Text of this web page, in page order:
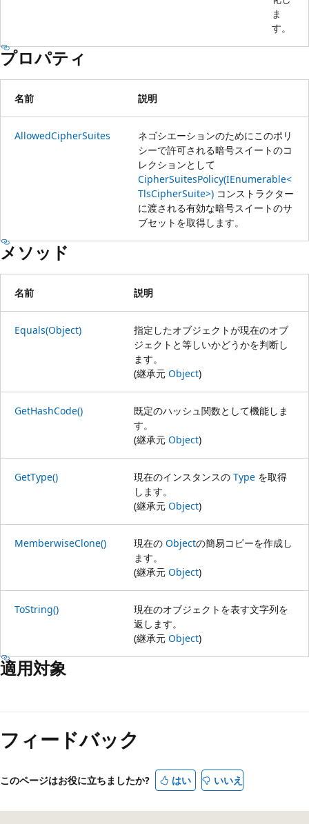
ま
す。
プロパティ
名前 説明
AllowedCipherSuites
ネゴシエーションのためにこのポリ
シーで許可される暗号スイートのコ
レクションとして
CipherSuitesPolicy(IEnumerable<
TlsCipherSuite>) コンストラクター
に渡される有効な暗号スイートのサ
ブセットを取得します。
メソッド
名前 説明
Equals(Object)
指定したオブジェクトが現在のオブ
ジェクトと等しいかどうかを判断し
ます。
(継承元 Object)
GetHashCode()
既定のハッシュ関数として機能しま
す。
(継承元 Object)
GetType() 現在のインスタンスの Type を取得
します。
(継承元 Object)
MemberwiseClone() 現在の Objectの簡易コピーを作成し
ます。
(継承元 Object)
ToString()
現在のオブジェクトを表す文字列を
返します。
(継承元 Object)
適用対象
み
取
モ
ド
フィードバック
このページはお役に立ちましたか? はい いいえ